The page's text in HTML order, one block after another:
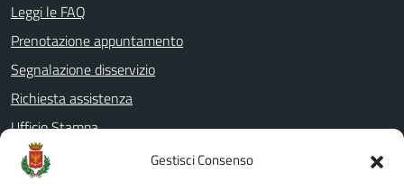
Gestisci Consenso
Leggi le FAQ
Prenotazione appuntamento
Segnalazione disservizio
Richiesta assistenza
Ufficio Stampa
Amministrazione Trasparente
Albo pretorio